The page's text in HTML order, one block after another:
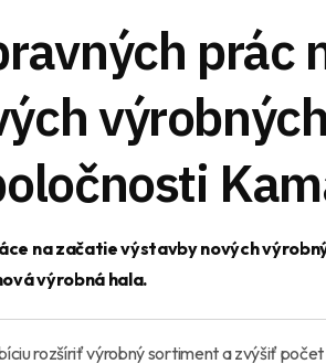
prác
výrobných
na začatie výstavby nových
výrobná hala.
rozšíriť výrobný sortiment a zvýšiť